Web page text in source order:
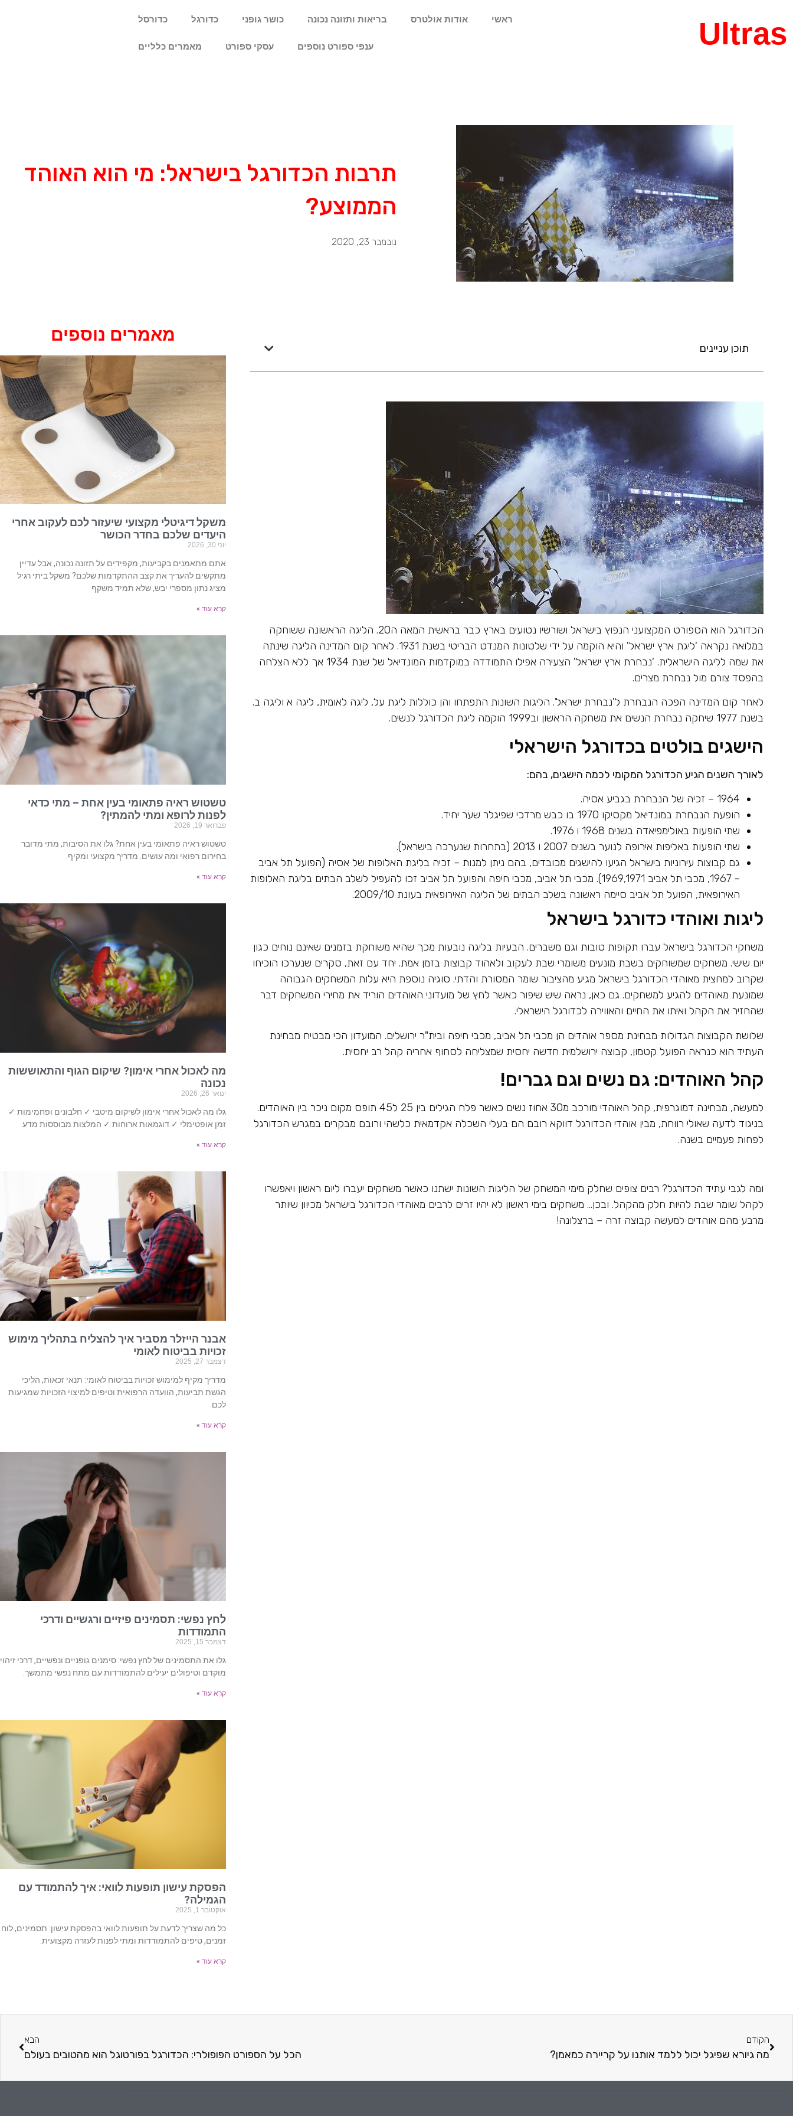
Ultras ראשי אודות אולטרס בריאות ותזונה נכונה כושר גופני כדורגל כדורסל
ענפי ספורט נוספים עסקי ספורט מאמרים כלליים
תרבות הכדורגל בישראל: מי הוא האוהד
הממוצע?
נובמבר 23, 2020
תוכן עניינים
הכדורגל הוא הספורט המקצועני הנפוץ בישראל ושורשיו נטועים בארץ כבר בראשית המאה ה20. הליגה הראשונה ששוחקה
במלואה נקראה 'ליגת ארץ ישראל' והיא הוקמה על ידי שלטונות המנדט הבריטי בשנת 1931. לאחר קום המדינה הליגה שינתה
את שמה לליגה הישראלית. 'נבחרת ארץ ישראל' הצעירה אפילו התמודדה במוקדמות המונדיאל של שנת 1934 אך ללא הצלחה
בהפסד צורם מול נבחרת מצרים.
לאחר קום המדינה הפכה הנבחרת ל'נבחרת ישראל'. הליגות השונות התפתחו והן כוללות ליגת על, ליגה לאומית, ליגה א וליגה ב.
בשנת 1977 שיחקה נבחרת הנשים את משחקה הראשון וב1999 הוקמה ליגת הכדורגל לנשים.
הישגים בולטים בכדורגל הישראלי
לאורך השנים הגיע הכדורגל המקומי לכמה הישגים, בהם:
1964 – זכיה של הנבחרת בגביע אסיה.
הופעת הנבחרת במונדיאל מקסיקו 1970 בו כבש מרדכי שפיגלר שער יחיד.
שתי הופעות באולימפיאדה בשנים 1968 ו 1976.
שתי הופעות באליפות אירופה לנוער בשנים 2007 ו 2013 (בתחרות שנערכה בישראל).
גם קבוצות עירוניות בישראל הגיעו להישגים מכובדים, בהם ניתן למנות – זכיה בליגת האלופות של אסיה (הפועל תל אביב
– 1967, מכבי תל אביב 1969,1971). מכבי תל אביב, מכבי חיפה והפועל תל אביב זכו להעפיל לשלב הבתים בליגת האלופות
האירופאית, הפועל תל אביב סיימה ראשונה בשלב הבתים של הליגה האירופאית בעונת 2009/10.
ליגות ואוהדי כדורגל בישראל
משחקי הכדורגל בישראל עברו תקופות טובות וגם משברים. הבעיות בליגה נובעות מכך שהיא משוחקת בזמנים שאינם נוחים כגון
יום שישי. משחקים שמשוחקים בשבת מונעים משומרי שבת לעקוב ולאהוד קבוצות בזמן אמת. יחד עם זאת, סקרים שנערכו הוכיחו
שקרוב למחצית מאוהדי הכדורגל בישראל מגיע מהציבור שומר המסורת והדתי. סוגיה נוספת היא עלות המשחקים הגבוהה
שמונעת מאוהדים להגיע למשחקים. גם כאן, נראה שיש שיפור כאשר לחץ של מועדוני האוהדים הוריד את מחירי המשחקים דבר
שהחזיר את הקהל ואיתו את החיים והאווירה לכדורגל הישראלי.
שלושת הקבוצות הגדולות מבחינת מספר אוהדים הן מכבי תל אביב, מכבי חיפה ובית"ר ירושלים. המועדון הכי מבטיח מבחינת
העתיד הוא כנראה הפועל קטמון, קבוצה ירושלמית חדשה יחסית שמצליחה לסחוף אחריה קהל רב יחסית.
קהל האוהדים: גם נשים וגם גברים!
למעשה, מבחינה דמוגרפית, קהל האוהדי מורכב מ30 אחוז נשים כאשר פלח הגילים בין 25 ל45 תופס מקום ניכר בין האוהדים.
בניגוד לדעה שאולי רווחת, מבין אוהדי הכדורגל דווקא רובם הם בעלי השכלה אקדמאית כלשהי ורובם מבקרים במגרש הכדורגל
לפחות פעמיים בשנה.
ומה לגבי עתיד הכדורגל? רבים צופים שחלק מימי המשחק של הליגות השונות ישתנו כאשר משחקים יעברו ליום ראשון ויאפשרו
לקהל שומר שבת להיות חלק מהקהל. ובכן… משחקים בימי ראשון לא יהיו זרים לרבים מאוהדי הכדורגל בישראל מכיוון שיותר
מרבע מהם אוהדים למעשה קבוצה זרה – ברצלונה!
מאמרים נוספים
משקל דיגיטלי מקצועי שיעזור לכם לעקוב אחרי
היעדים שלכם בחדר הכושר
יוני 30, 2026
אתם מתאמנים בקביעות, מקפידים על תזונה נכונה, אבל עדיין
מתקשים להעריך את קצב ההתקדמות שלכם? משקל ביתי רגיל
מציג נתון מספרי יבש, שלא תמיד משקף
קרא עוד »
טשטוש ראיה פתאומי בעין אחת – מתי כדאי
לפנות לרופא ומתי להמתין?
פברואר 19, 2026
טשטוש ראיה פתאומי בעין אחת? גלו את הסיבות, מתי מדובר
בחירום רפואי ומה עושים. מדריך מקצועי ומקיף.
קרא עוד »
מה לאכול אחרי אימון? שיקום הגוף והתאוששות
נכונה
ינואר 26, 2026
גלו מה לאכול אחרי אימון לשיקום מיטבי ✓ חלבונים ופחמימות ✓
זמן אופטימלי ✓ דוגמאות ארוחות ✓ המלצות מבוססות מדע
קרא עוד »
אבנר הייזלר מסביר איך להצליח בתהליך מימוש
זכויות בביטוח לאומי
דצמבר 27, 2025
מדריך מקיף למימוש זכויות בביטוח לאומי: תנאי זכאות, הליכי
הגשת תביעות, הוועדה הרפואית וטיפים למיצוי הזכויות שמגיעות
לכם
קרא עוד »
לחץ נפשי: תסמינים פיזיים ורגשיים ודרכי
התמודדות
דצמבר 15, 2025
גלו את התסמינים של לחץ נפשי: סימנים גופניים ונפשיים, דרכי זיהוי
מוקדם וטיפולים יעילים להתמודדות עם מתח נפשי מתמשך.
קרא עוד »
הפסקת עישון תופעות לוואי: איך להתמודד עם
הגמילה?
אוקטובר 1, 2025
כל מה שצריך לדעת על תופעות לוואי בהפסקת עישון: תסמינים, לוח
זמנים, טיפים להתמודדות ומתי לפנות לעזרה מקצועית.
קרא עוד »
הקודם
מה גיורא שפיגל יכול ללמד אותנו על קריירה כמאמן?
הבא
הכל על הספורט הפופולרי: הכדורגל בפורטוגל הוא מהטובים בעולם